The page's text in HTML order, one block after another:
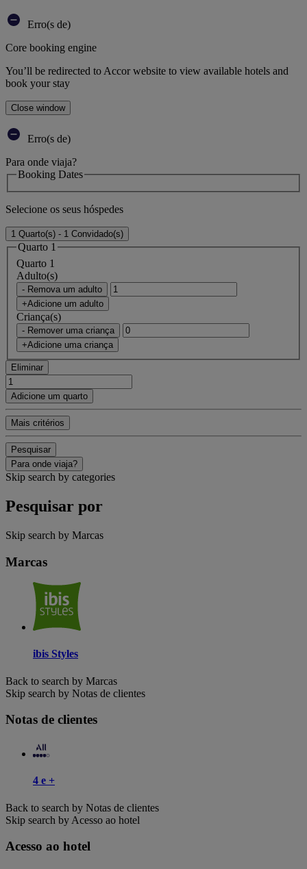
Erro(s de)
Core booking engine
You’ll be redirected to Accor website to view available hotels and
book your stay
Close window
Erro(s de)
Para onde viaja?
Booking Dates
Selecione os seus hóspedes
1 Quarto(s) - 1 Convidado(s)
Quarto 1
Quarto 1
Adulto(s)
- Remova um adulto
+Adicione um adulto
Criança(s)
- Remover uma criança
+Adicione uma criança
Eliminar
Adicione um quarto
Mais critérios
Pesquisar
Para onde viaja?
Skip search by categories
Pesquisar por
Skip search by Marcas
Marcas
ibis Styles
Back to search by Marcas
Skip search by Notas de clientes
Notas de clientes
4 e +
Back to search by Notas de clientes
Skip search by Acesso ao hotel
Acesso ao hotel